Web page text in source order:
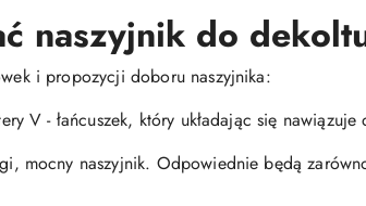
naszyjnik do
i propozycji doboru naszyjnika:
V - łańcuszek, który układając się
mocny naszyjnik. Odpowiednie będą